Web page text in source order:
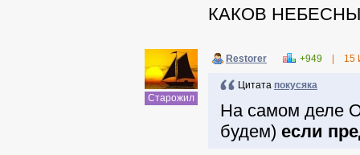
КАКОВ
Старожил
Restorer +949 15
Цитата покусяка
На самом деле
будем) если